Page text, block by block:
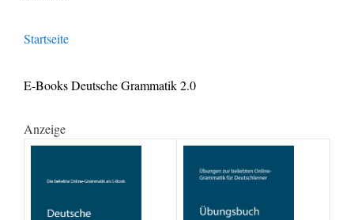
Startseite
E-Books Deutsche Grammatik 2.0
Anzeige